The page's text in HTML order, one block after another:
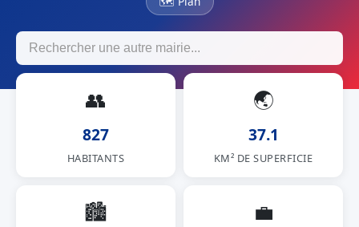
👥
827
HABITANTS
🌏
37.1
KM² DE SUPERFICIE
🏙 💼